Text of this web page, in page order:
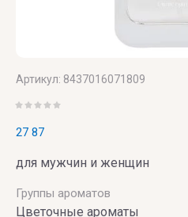
Артикул: 8437016071809
27 87
для мужчин и женщин
Группы ароматов
Цветочные ароматы
Vertus
Victoria's
VILHELM
PARFUMERIE